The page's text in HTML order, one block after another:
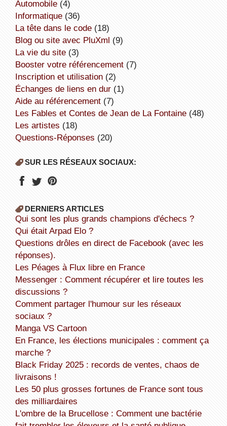
Automobile(4)
informatique(36)
la tête dans le code(18)
Blog ou site avec PluXml (9)
la vie du site(3)
booster votre référencement(7)
inscription et utilisation(2)
échanges de liens en dur(1)
aide au référencement(7)
Les Fables et Contes de Jean de La Fontaine(48)
Les artistes (18)
Questions-Réponses (20)
SUR LES RÉSEAUX SOCIAUX:
DERNIERS ARTICLES
Qui sont les plus grands champions d'échecs ?
Qui était Arpad Elo ?
Questions drôles en direct de Facebook (avec les
réponses).
Les Péages à Flux libre en France
Messenger : Comment récupérer et lire toutes les
discussions ?
Comment partager l'humour sur les réseaux
sociaux ?
Manga VS Cartoon
En France, les élections municipales : comment ça
marche ?
Black Friday 2025 : records de ventes, chaos de
livraisons !
Les 50 plus grosses fortunes de France sont tous
des milliardaires
L'ombre de la Brucellose : Comment une bactérie